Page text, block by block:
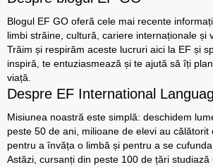
Blogul EF GO oferă cele mai recente
limbi străine, cultură, cariere internaționale și
Trăim și respirăm aceste lucruri aici la EF și
inspiră, te entuziasmează și te ajută să îți
viață.
Despre EF International
Misiunea noastră este simplă: deschidem
peste 50 de ani, milioane de elevi au
pentru a învăța o limbă și pentru a se
Astăzi, cursanți din peste 100 de țări